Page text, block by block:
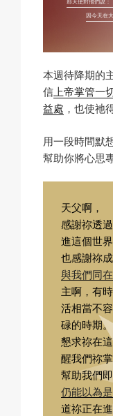
那天使對他們說
因今天在
本週待降期的
信上帝掌管一
益處 ，也使祂
用一段時間默
幫助你將心思
天父啊，
感謝祢透
進這個世界
也感謝祢
與我們同在
主啊，有
活相當不
碌的時期。
懇求祢在
醒我們祢掌
幫助我們
仍能以為
道祢正在